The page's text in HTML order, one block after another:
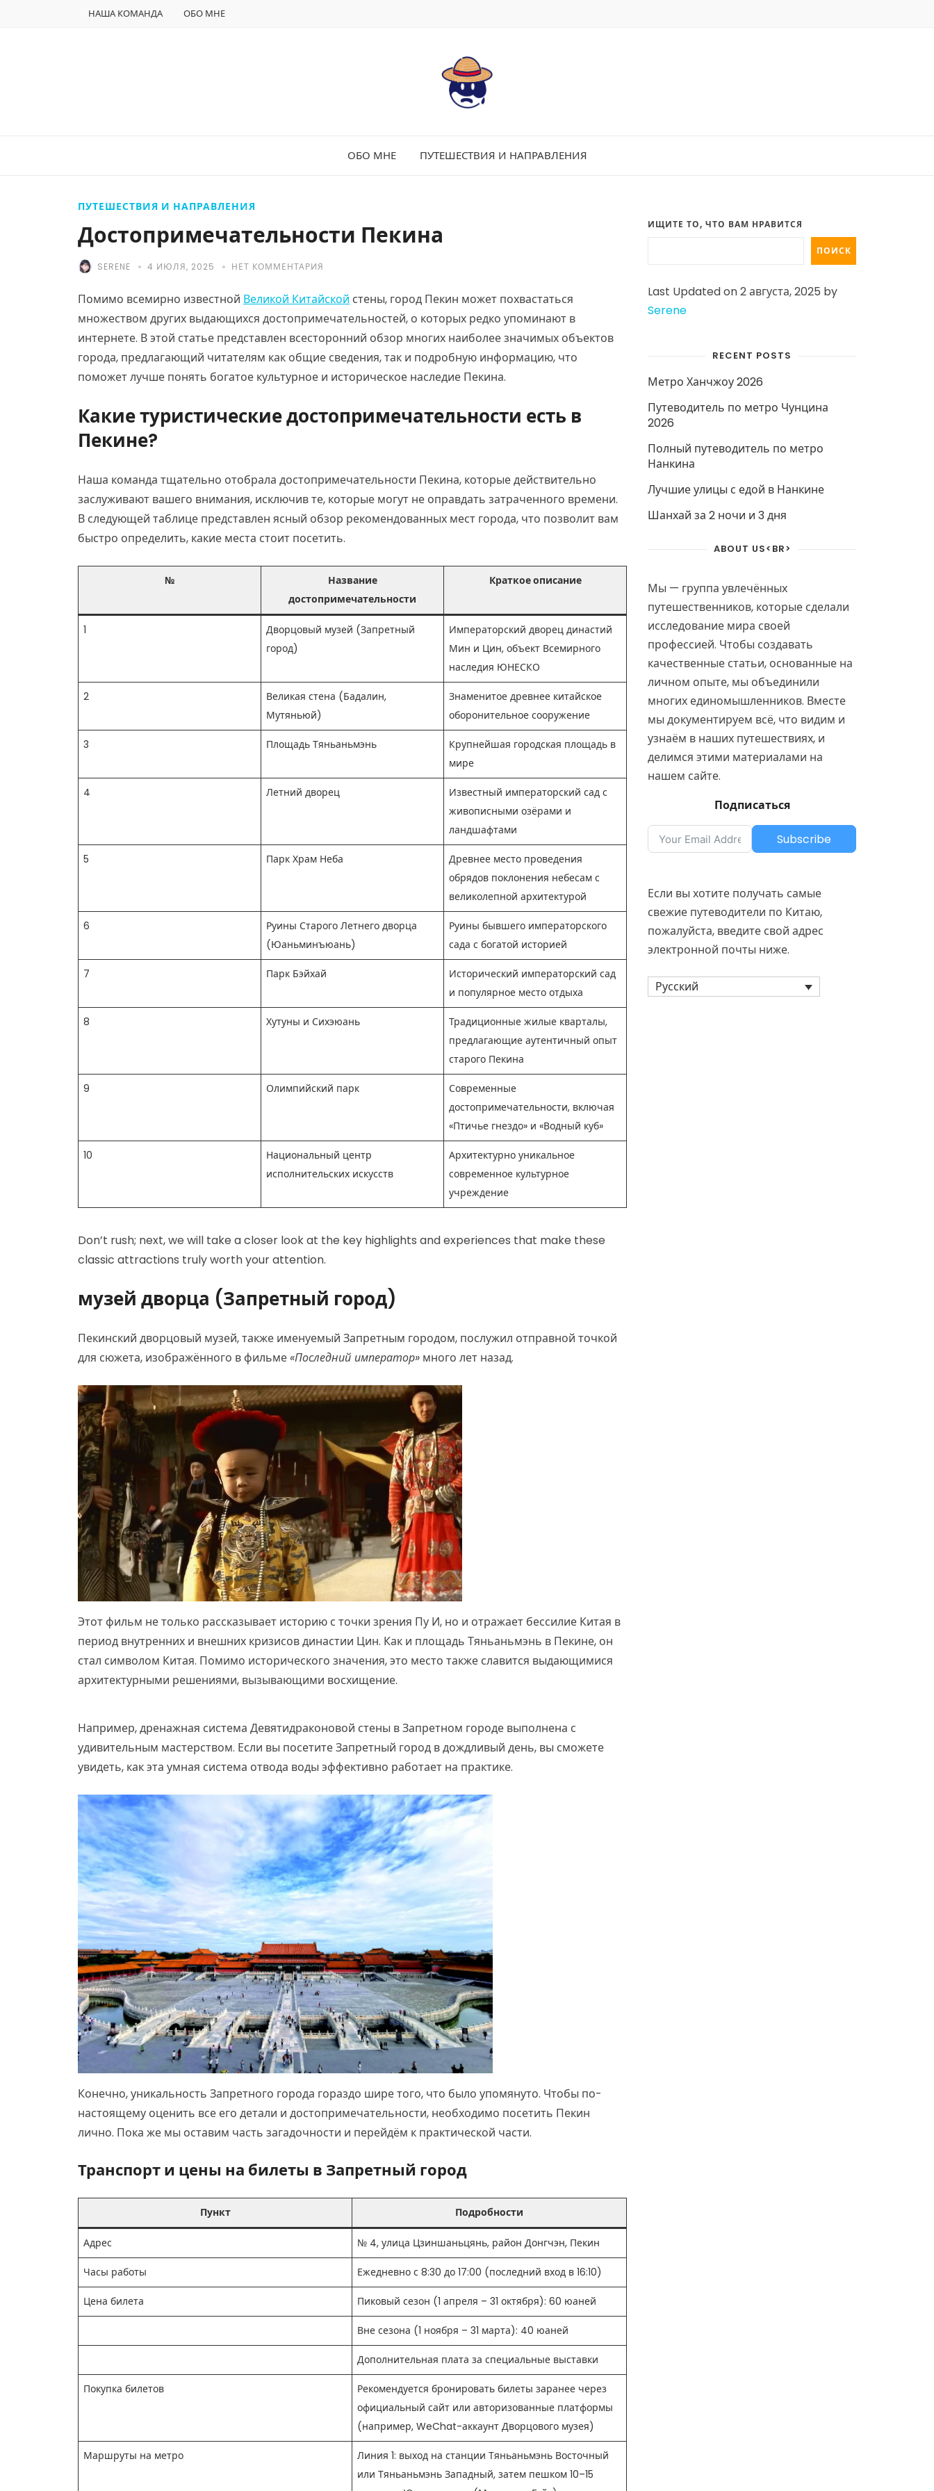
НАША КОМАНДА ОБО МНЕ
ОБО МНЕ ПУТЕШЕСТВИЯ И НАПРАВЛЕНИЯ
ПУТЕШЕСТВИЯ И НАПРАВЛЕНИЯ
Достопримечательности Пекина
SERENE 4 ИЮЛЯ, 2025 НЕТ КОММЕНТАРИЯ
Помимо всемирно известной Великой Китайской стены, город Пекин может похвастаться
множеством других выдающихся достопримечательностей, о которых редко упоминают в
интернете. В этой статье представлен всесторонний обзор многих наиболее значимых объектов
города, предлагающий читателям как общие сведения, так и подробную информацию, что
поможет лучше понять богатое культурное и историческое наследие Пекина.
Какие туристические достопримечательности есть в
Пекине?
Наша команда тщательно отобрала достопримечательности Пекина, которые действительно
заслуживают вашего внимания, исключив те, которые могут не оправдать затраченного времени.
В следующей таблице представлен ясный обзор рекомендованных мест города, что позволит вам
быстро определить, какие места стоит посетить.
№
Название
достопримечательности
Краткое описание
1
Дворцовый музей (Запретный
город)
Императорский дворец династий
Мин и Цин, объект Всемирного
наследия ЮНЕСКО
2
Великая стена (Бадалин,
Мутяньюй)
Знаменитое древнее китайское
оборонительное сооружение
3 Площадь Тяньаньмэнь
Крупнейшая городская площадь в
мире
4 Летний дворец
Известный императорский сад с
живописными озёрами и
ландшафтами
5 Парк Храм Неба
Древнее место проведения
обрядов поклонения небесам с
великолепной архитектурой
6
Руины Старого Летнего дворца
(Юаньминъюань)
Руины бывшего императорского
сада с богатой историей
7 Парк Бэйхай
Исторический императорский сад
и популярное место отдыха
8 Хутуны и Сихэюань
Традиционные жилые кварталы,
предлагающие аутентичный опыт
старого Пекина
9 Олимпийский парк
Современные
достопримечательности, включая
«Птичье гнездо» и «Водный куб»
10
Национальный центр
исполнительских искусств
Архитектурно уникальное
современное культурное
учреждение
Don’t rush; next, we will take a closer look at the key highlights and experiences that make these
classic attractions truly worth your attention.
музей дворца (Запретный город)
Пекинский дворцовый музей, также именуемый Запретным городом, послужил отправной точкой
для сюжета, изображённого в фильме «Последний император» много лет назад.
Этот фильм не только рассказывает историю с точки зрения Пу И, но и отражает бессилие Китая в
период внутренних и внешних кризисов династии Цин. Как и площадь Тяньаньмэнь в Пекине, он
стал символом Китая. Помимо исторического значения, это место также славится выдающимися
архитектурными решениями, вызывающими восхищение.
Например, дренажная система Девятидраконовой стены в Запретном городе выполнена с
удивительным мастерством. Если вы посетите Запретный город в дождливый день, вы сможете
увидеть, как эта умная система отвода воды эффективно работает на практике.
Конечно, уникальность Запретного города гораздо шире того, что было упомянуто. Чтобы по-
настоящему оценить все его детали и достопримечательности, необходимо посетить Пекин
лично. Пока же мы оставим часть загадочности и перейдём к практической части.
Транспорт и цены на билеты в Запретный город
Пункт Подробности
Адрес № 4, улица Цзиншаньцянь, район Донгчэн, Пекин
Часы работы Ежедневно с 8:30 до 17:00 (последний вход в 16:10)
Цена билета Пиковый сезон (1 апреля – 31 октября): 60 юаней
Вне сезона (1 ноября – 31 марта): 40 юаней
Дополнительная плата за специальные выставки
Покупка билетов
Рекомендуется бронировать билеты заранее через
официальный сайт или авторизованные платформы
(например, WeChat-аккаунт Дворцового музея)
Маршруты на метро
Линия 1: выход на станции Тяньаньмэнь Восточный
или Тяньаньмэнь Западный, затем пешком 10–15
ИЩИТЕ ТО, ЧТО ВАМ НРАВИТСЯ
ПОИСК
Last Updated on 2 августа, 2025 by
Serene
RECENT POSTS
Метро Ханчжоу 2026
Путеводитель по метро Чунцина
2026
Полный путеводитель по метро
Нанкина
Лучшие улицы с едой в Нанкине
Шанхай за 2 ночи и 3 дня
ABOUT US<BR>
Мы — группа увлечённых
путешественников, которые сделали
исследование мира своей
профессией. Чтобы создавать
качественные статьи, основанные на
личном опыте, мы объединили
многих единомышленников. Вместе
мы документируем всё, что видим и
узнаём в наших путешествиях, и
делимся этими материалами на
нашем сайте.
Подписаться
Subscribe
Если вы хотите получать самые
свежие путеводители по Китаю,
пожалуйста, введите свой адрес
электронной почты ниже.
Русский